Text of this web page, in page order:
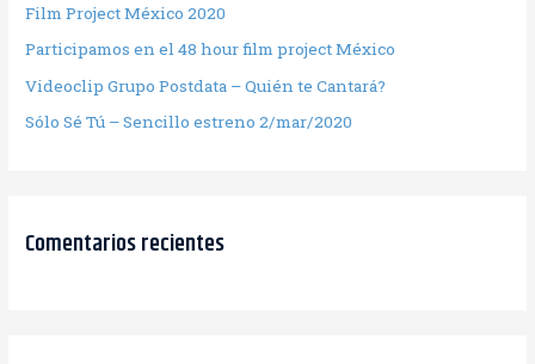
Film Project México 2020
Participamos en el 48 hour film project México
Videoclip Grupo Postdata – Quién te Cantará?
Sólo Sé Tú – Sencillo estreno 2/mar/2020
Comentarios recientes